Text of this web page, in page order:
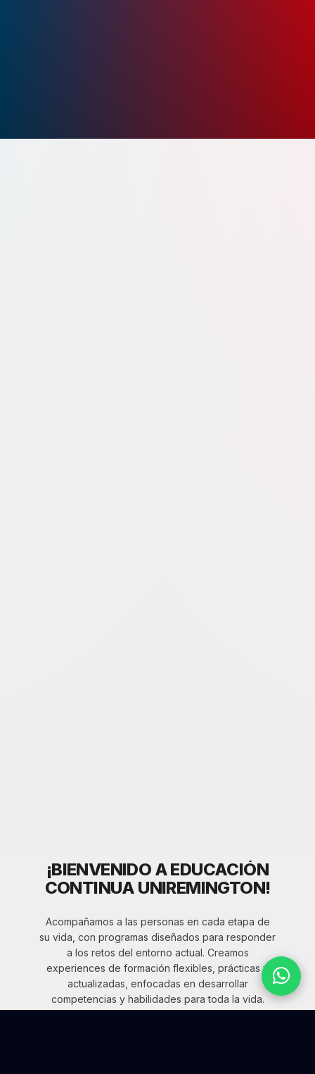
¡BIENVENIDO A EDUCACIÓN
CONTINUA UNIREMINGTON!
Acompañamos a las personas en cada etapa de
su vida, con programas diseñados para responder
a los retos del entorno actual. Creamos
experiences de formación flexibles, prácticas y
actualizadas, enfocadas en desarrollar
competencias y habilidades para toda la vida.